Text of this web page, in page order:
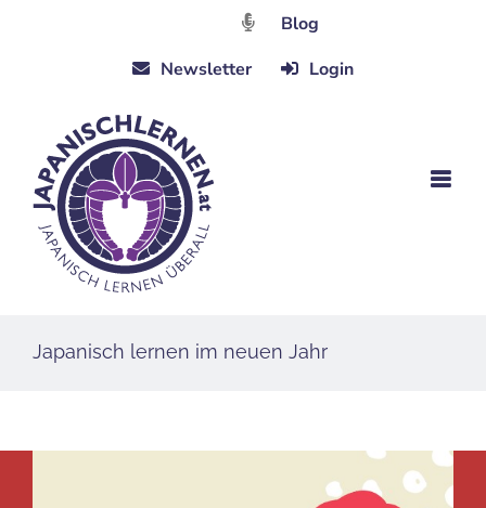
Blog
Newsletter
Login
Japanisch lernen im neuen Jahr